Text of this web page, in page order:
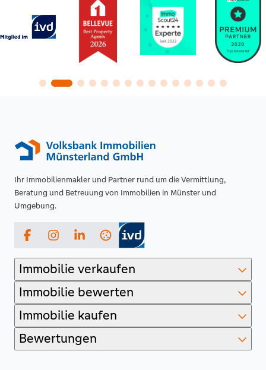
Ihr Immobilienmakler und Partner rund um die Vermittlung,
Beratung und Betreuung von Immobilien in Münster und
Umgebung.
FacebookInstagramLinkedIn
Immobilie verkaufen
Immobilie bewerten
Immobilie kaufen
Bewertungen